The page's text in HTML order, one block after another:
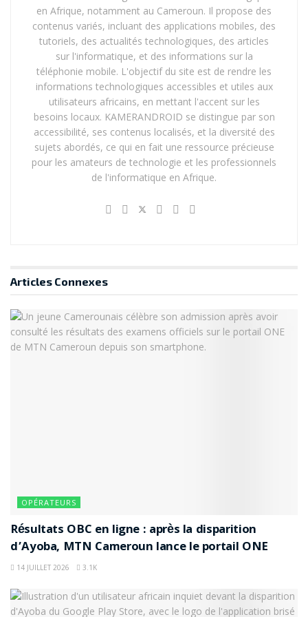
sur le marché camerounais.
Cependant, cette mesure soulève aussi des questions
sur la manière dont les autres opérateurs répondront
à cette initiative. MTN Cameroun, le principal
concurrent d’Orange, devra ajuster leurs stratégies
tarifaires pour rester compétitifs.
En définitive, la publication des tarifs de vente en gros
par Orange Cameroun est une étape cruciale dans
l’évolution du marché des télécommunications au
transparence et à une concurrence plus saine, tout en
Consulter le nouveau catalogue
des prix
en Afrique, notamment au Cameroun. Il propose des
contenus variés, incluant des applications mobiles, des
tutoriels, des actualités technologiques, des articles
sur l'informatique, et des informations sur la
téléphonie mobile. L'objectif du site est de rendre les
informations technologiques accessibles et utiles aux
utilisateurs africains, en mettant l'accent sur les
besoins locaux. KAMERANDROID se distingue par son
accessibilité, ses contenus localisés, et la diversité des
sujets abordés, ce qui en fait une ressource précieuse
pour les amateurs de technologie et les professionnels
de l'informatique en Afrique.
Articles Connexes
OPÉRATEURS
Résultats OBC en ligne : après la disparition
d’Ayoba, MTN Cameroun lance le portail ONE
14 JUILLET 2026 3.1K